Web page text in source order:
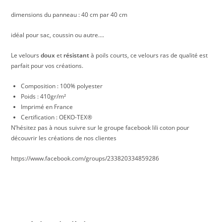
dimensions du panneau : 40 cm par 40 cm
idéal pour sac, coussin ou autre….
Le veloursdouxet résistantà poils courts, ce velours ras de qualité est
parfait pour vos créations.
Composition : 100% polyester
Poids : 410gr/m²
Imprimé en France
Certification : OEKO-TEX®
N’hésitez pas à nous suivre sur le groupe facebook lili coton pour
découvrir les créations de nos clientes
https://www.facebook.com/groups/233820334859286